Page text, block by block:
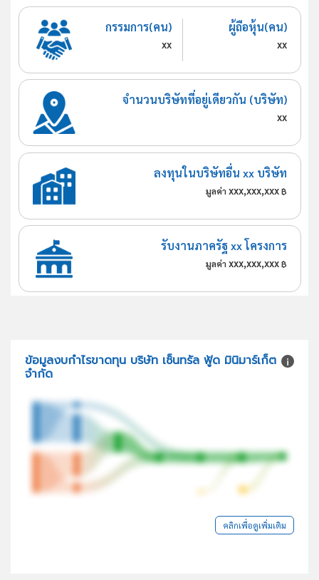
กรรมการ(คน)
xx
ผู้ถือหุ้น(คน)
xx
จำนวนบริษัทที่อยู่เดียวกัน (บริษัท)
xx
ลงทุนในบริษัทอื่น xx บริษัท
มูลค่า xxx,xxx,xxx ฿
รับงานภาครัฐ xx โครงการ
มูลค่า xxx,xxx,xxx ฿
ข้อมูลงบกำไรขาดทุน บริษัท เซ็นทรัล ฟู้ด มินิมาร์เก็ต
จำกัด
คลิกเพื่อดูเพิ่มเติม